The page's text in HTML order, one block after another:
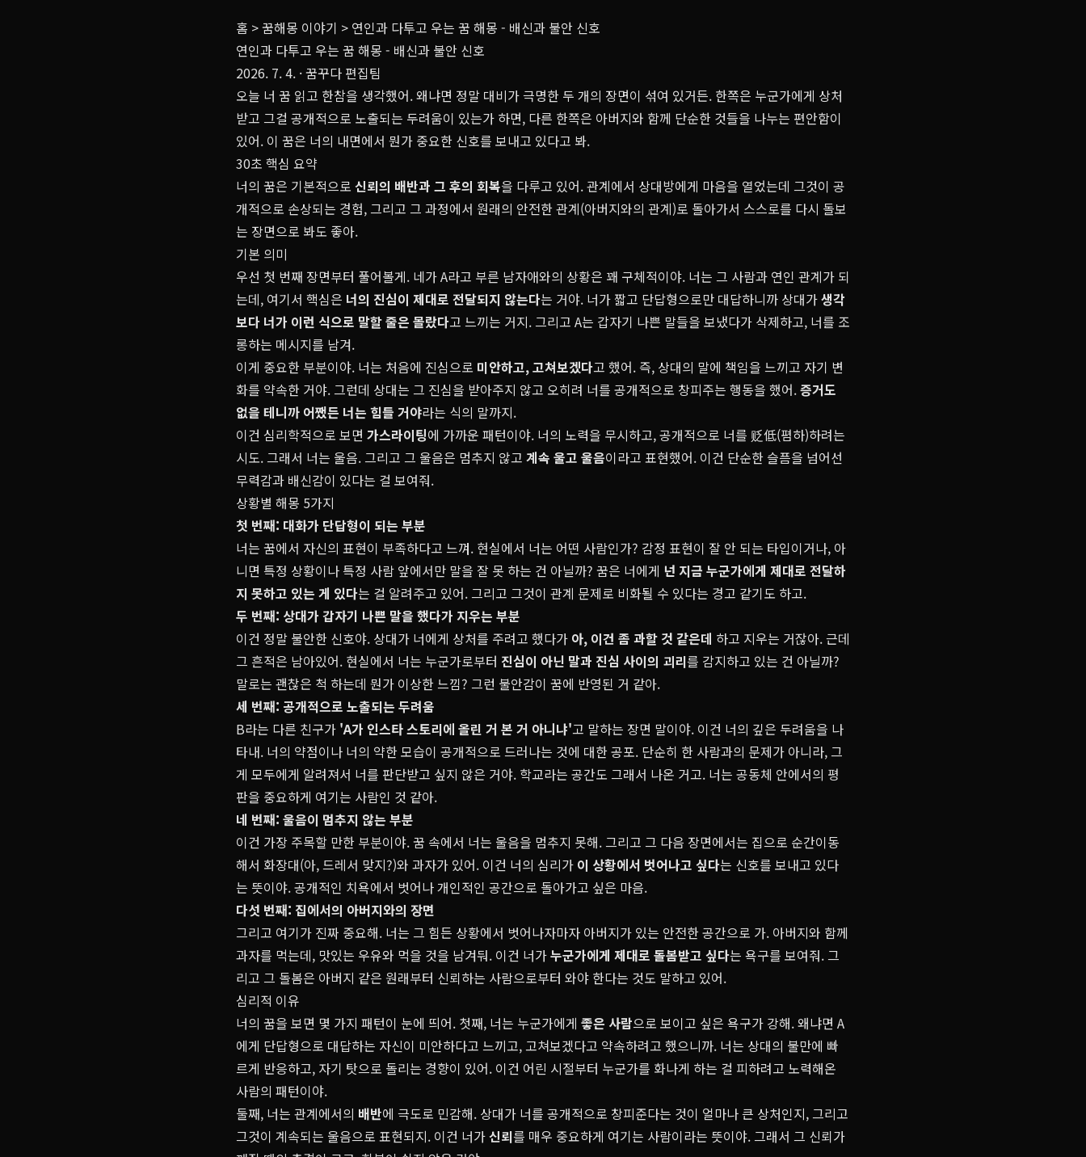
홈 >꿈해몽 이야기 > 연인과 다투고 우는 꿈 해몽 - 배신과 불안 신호
연인과 다투고 우는 꿈 해몽 - 배신과 불안 신호
2026. 7. 4. · 꿈꾸다 편집팀
오늘 너 꿈 읽고 한참을 생각했어. 왜냐면 정말 대비가 극명한 두 개의 장면이 섞여 있거든. 한쪽은 누군가에게 상처
받고 그걸 공개적으로 노출되는 두려움이 있는가 하면, 다른 한쪽은 아버지와 함께 단순한 것들을 나누는 편안함이
있어. 이 꿈은 너의 내면에서 뭔가 중요한 신호를 보내고 있다고 봐.
30초 핵심 요약
너의 꿈은 기본적으로 신뢰의 배반과 그 후의 회복을 다루고 있어. 관계에서 상대방에게 마음을 열었는데 그것이 공
개적으로 손상되는 경험, 그리고 그 과정에서 원래의 안전한 관계(아버지와의 관계)로 돌아가서 스스로를 다시 돌보
는 장면으로 봐도 좋아.
기본 의미
우선 첫 번째 장면부터 풀어볼게. 네가 A라고 부른 남자애와의 상황은 꽤 구체적이야. 너는 그 사람과 연인 관계가 되
는데, 여기서 핵심은 너의 진심이 제대로 전달되지 않는다는 거야. 너가 짧고 단답형으로만 대답하니까 상대가생각
보다 너가 이런 식으로 말할 줄은 몰랐다고 느끼는 거지. 그리고 A는 갑자기 나쁜 말들을 보냈다가 삭제하고, 너를 조
롱하는 메시지를 남겨.
이게 중요한 부분이야. 너는 처음에 진심으로 미안하고, 고쳐보겠다고 했어. 즉, 상대의 말에 책임을 느끼고 자기 변
화를 약속한 거야. 그런데 상대는 그 진심을 받아주지 않고 오히려 너를 공개적으로 창피주는 행동을 했어.증거도
없을 테니까 어쨌든 너는 힘들 거야라는 식의 말까지.
이건 심리학적으로 보면 가스라이팅에 가까운 패턴이야. 너의 노력을 무시하고, 공개적으로 너를 贬低(폄하)하려는
시도. 그래서 너는 울음. 그리고 그 울음은 멈추지 않고 계속 울고 울음이라고 표현했어. 이건 단순한 슬픔을 넘어선
무력감과 배신감이 있다는 걸 보여줘.
상황별 해몽 5가지
첫 번째: 대화가 단답형이 되는 부분
너는 꿈에서 자신의 표현이 부족하다고 느껴. 현실에서 너는 어떤 사람인가? 감정 표현이 잘 안 되는 타입이거나, 아
니면 특정 상황이나 특정 사람 앞에서만 말을 잘 못 하는 건 아닐까? 꿈은 너에게 넌 지금 누군가에게 제대로 전달하
지 못하고 있는 게 있다는 걸 알려주고 있어. 그리고 그것이 관계 문제로 비화될 수 있다는 경고 같기도 하고.
두 번째: 상대가 갑자기 나쁜 말을 했다가 지우는 부분
이건 정말 불안한 신호야. 상대가 너에게 상처를 주려고 했다가 아, 이건 좀 과할 것 같은데 하고 지우는 거잖아. 근데
그 흔적은 남아있어. 현실에서 너는 누군가로부터 진심이 아닌 말과 진심 사이의 괴리를 감지하고 있는 건 아닐까?
말로는 괜찮은 척 하는데 뭔가 이상한 느낌? 그런 불안감이 꿈에 반영된 거 같아.
세 번째: 공개적으로 노출되는 두려움
B라는 다른 친구가 'A가 인스타 스토리에 올린 거 본 거 아니냐'고 말하는 장면 말이야. 이건 너의 깊은 두려움을 나
타내. 너의 약점이나 너의 약한 모습이 공개적으로 드러나는 것에 대한 공포. 단순히 한 사람과의 문제가 아니라, 그
게 모두에게 알려져서 너를 판단받고 싶지 않은 거야. 학교라는 공간도 그래서 나온 거고. 너는 공동체 안에서의 평
판을 중요하게 여기는 사람인 것 같아.
네 번째: 울음이 멈추지 않는 부분
이건 가장 주목할 만한 부분이야. 꿈 속에서 너는 울음을 멈추지 못해. 그리고 그 다음 장면에서는 집으로 순간이동
해서 화장대(아, 드레서 맞지?)와 과자가 있어. 이건 너의 심리가 이 상황에서 벗어나고 싶다는 신호를 보내고 있다
는 뜻이야. 공개적인 치욕에서 벗어나 개인적인 공간으로 돌아가고 싶은 마음.
다섯 번째: 집에서의 아버지와의 장면
그리고 여기가 진짜 중요해. 너는 그 힘든 상황에서 벗어나자마자 아버지가 있는 안전한 공간으로 가. 아버지와 함께
과자를 먹는데, 맛있는 우유와 먹을 것을 남겨둬. 이건 너가누군가에게 제대로 돌봄받고 싶다는 욕구를 보여줘. 그
리고 그 돌봄은 아버지 같은 원래부터 신뢰하는 사람으로부터 와야 한다는 것도 말하고 있어.
심리적 이유
너의 꿈을 보면 몇 가지 패턴이 눈에 띄어. 첫째, 너는 누군가에게 좋은 사람으로 보이고 싶은 욕구가 강해. 왜냐면 A
에게 단답형으로 대답하는 자신이 미안하다고 느끼고, 고쳐보겠다고 약속하려고 했으니까. 너는 상대의 불만에 빠
르게 반응하고, 자기 탓으로 돌리는 경향이 있어. 이건 어린 시절부터 누군가를 화나게 하는 걸 피하려고 노력해온
사람의 패턴이야.
둘째, 너는 관계에서의 배반에 극도로 민감해. 상대가 너를 공개적으로 창피준다는 것이 얼마나 큰 상처인지, 그리고
그것이 계속되는 울음으로 표현되지. 이건 너가신뢰를 매우 중요하게 여기는 사람이라는 뜻이야. 그래서 그 신뢰가